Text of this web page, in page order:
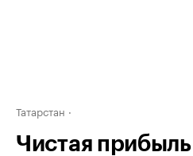
Татарстан
Чистая